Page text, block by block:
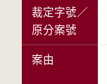
裁定字號／
原分案號
案由